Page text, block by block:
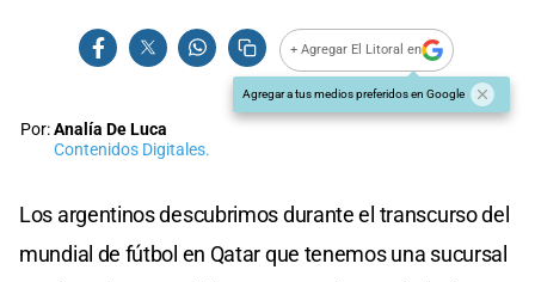
+ Agregar El Litoral en
Agregar a tus medios preferidos en Google
Por:Analía De Luca
Contenidos Digitales.
Los argentinos descubrimos durante el transcurso del
mundial de fútbol en Qatar que tenemos una sucursal